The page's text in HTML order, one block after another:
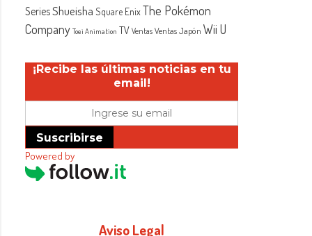
SeriesShueisha Square EnixThe Pokémon
Company Toei Animation TV Ventas Ventas Japón Wii U
¡Recibe las últimas noticias en tu
email!
Suscribirse
Powered by
Aviso Legal